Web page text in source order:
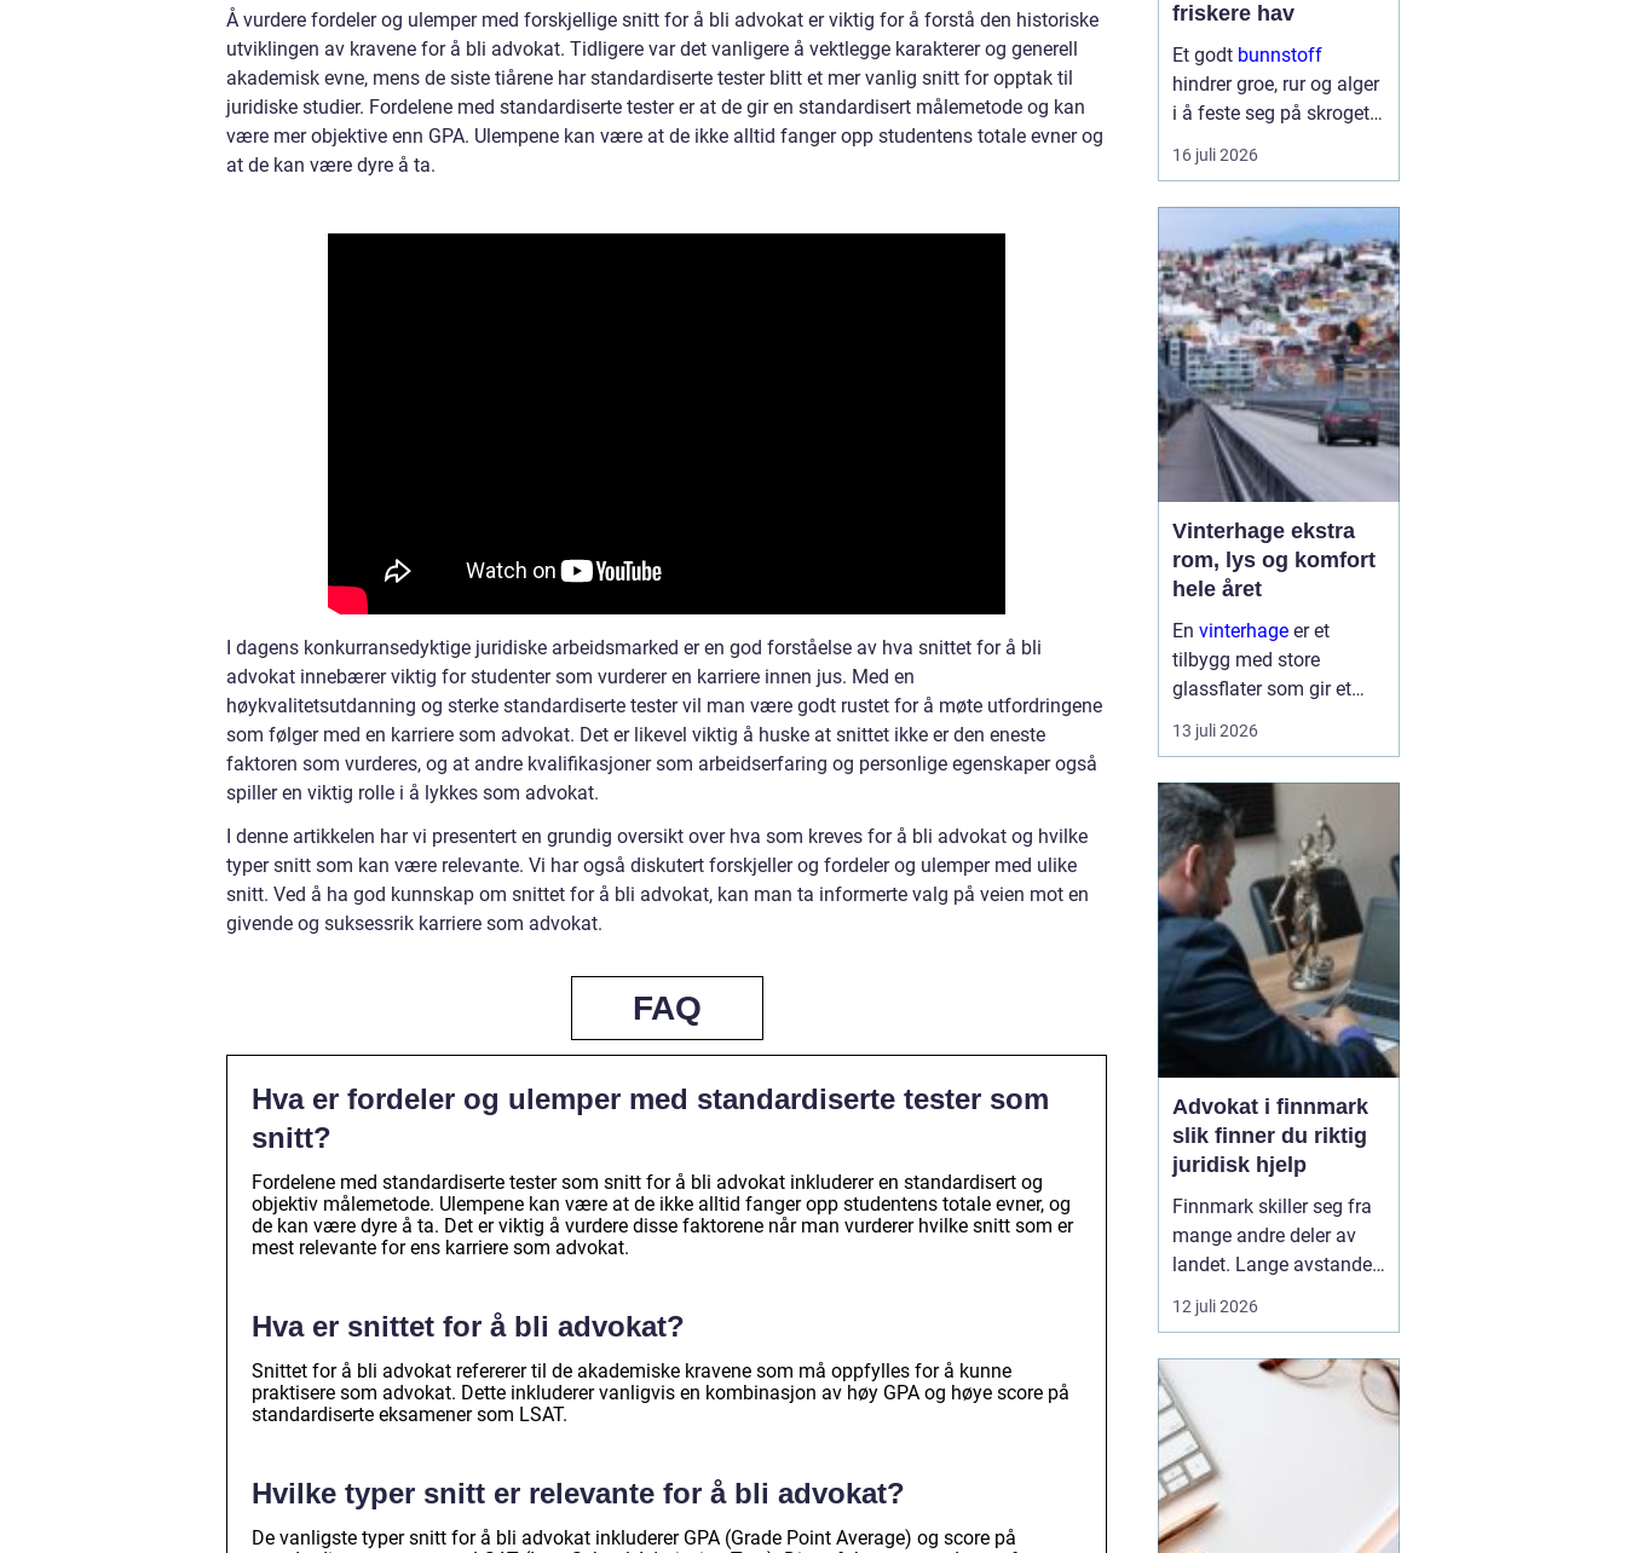
Å vurdere fordeler og ulemper med forskjellige snitt for å bli advokat er viktig for å forstå den historiske
utviklingen av kravene for å bli advokat. Tidligere var det vanligere å vektlegge karakterer og generell
akademisk evne, mens de siste tiårene har standardiserte tester blitt et mer vanlig snitt for opptak til
juridiske studier. Fordelene med standardiserte tester er at de gir en standardisert målemetode og kan
være mer objektive enn GPA. Ulempene kan være at de ikke alltid fanger opp studentens totale evner og
at de kan være dyre å ta.
I dagens konkurransedyktige juridiske arbeidsmarked er en god forståelse av hva snittet for å bli
advokat innebærer viktig for studenter som vurderer en karriere innen jus. Med en
høykvalitetsutdanning og sterke standardiserte tester vil man være godt rustet for å møte utfordringene
som følger med en karriere som advokat. Det er likevel viktig å huske at snittet ikke er den eneste
faktoren som vurderes, og at andre kvalifikasjoner som arbeidserfaring og personlige egenskaper også
spiller en viktig rolle i å lykkes som advokat.
I denne artikkelen har vi presentert en grundig oversikt over hva som kreves for å bli advokat og hvilke
typer snitt som kan være relevante. Vi har også diskutert forskjeller og fordeler og ulemper med ulike
snitt. Ved å ha god kunnskap om snittet for å bli advokat, kan man ta informerte valg på veien mot en
givende og suksessrik karriere som advokat.
FAQ
Hva er fordeler og ulemper med standardiserte tester som
snitt?
Fordelene med standardiserte tester som snitt for å bli advokat inkluderer en standardisert og
objektiv målemetode. Ulempene kan være at de ikke alltid fanger opp studentens totale evner, og
de kan være dyre å ta. Det er viktig å vurdere disse faktorene når man vurderer hvilke snitt som er
mest relevante for ens karriere som advokat.
Hva er snittet for å bli advokat?
Snittet for å bli advokat refererer til de akademiske kravene som må oppfylles for å kunne
praktisere som advokat. Dette inkluderer vanligvis en kombinasjon av høy GPA og høye score på
standardiserte eksamener som LSAT.
Hvilke typer snitt er relevante for å bli advokat?
De vanligste typer snitt for å bli advokat inkluderer GPA (Grade Point Average) og score på
friskere hav
Et godt bunnstoff
hindrer groe, rur og alger
i å feste seg på skroget.
Dermed holder båten
bedre fart, bruker mindre
mindre vedlikehold på
land. Samtidig begynner
flere båteiere ...
16 juli 2026
Vinterhage ekstra
rom, lys og komfort
hele året
En vinterhage er et
tilbygg med store
glassflater som gir et
lyst og lunt oppholdsrom
nær hagen, også når
fungere som en ekstra
stue, spiseplass eller
stille son...
13 juli 2026
Advokat i finnmark
slik finner du riktig
juridisk hjelp
Finnmark skiller seg fra
mange andre deler av
landet. Lange avstander,
små lokalsamfunn, sterk
tilknytning til natur og
rettigheter gjør at mange
juridiske spørsmål får en
ekstra dimensjon. Når en
privatperson eller en
bedrift i...
12 juli 2026